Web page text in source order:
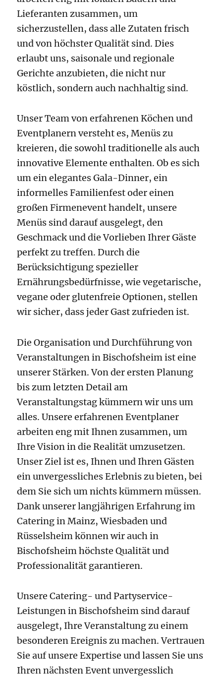
Lieferanten zusammen, um
sicherzustellen, dass alle Zutaten frisch
und von höchster Qualität sind. Dies
erlaubt uns, saisonale und regionale
Gerichte anzubieten, die nicht nur
köstlich, sondern auch nachhaltig sind.
Unser Team von erfahrenen Köchen und
Eventplanern versteht es, Menüs zu
kreieren, die sowohl traditionelle als auch
innovative Elemente enthalten. Ob es sich
um ein elegantes Gala-Dinner, ein
informelles Familienfest oder einen
großen Firmenevent handelt, unsere
Menüs sind darauf ausgelegt, den
Geschmack und die Vorlieben Ihrer Gäste
perfekt zu treffen. Durch die
Berücksichtigung spezieller
Ernährungsbedürfnisse, wie vegetarische,
vegane oder glutenfreie Optionen, stellen
wir sicher, dass jeder Gast zufrieden ist.
Die Organisation und Durchführung von
Veranstaltungen in Bischofsheim ist eine
unserer Stärken. Von der ersten Planung
bis zum letzten Detail am
Veranstaltungstag kümmern wir uns um
alles. Unsere erfahrenen Eventplaner
arbeiten eng mit Ihnen zusammen, um
Ihre Vision in die Realität umzusetzen.
Unser Ziel ist es, Ihnen und Ihren Gästen
ein unvergessliches Erlebnis zu bieten, bei
dem Sie sich um nichts kümmern müssen.
Dank unserer langjährigen Erfahrung im
Catering in Mainz, Wiesbaden und
Rüsselsheim können wir auch in
Bischofsheim höchste Qualität und
Professionalität garantieren.
Unsere Catering- und Partyservice-
Leistungen in Bischofsheim sind darauf
ausgelegt, Ihre Veranstaltung zu einem
besonderen Ereignis zu machen. Vertrauen
Sie auf unsere Expertise und lassen Sie uns
Ihren nächsten Event unvergesslich